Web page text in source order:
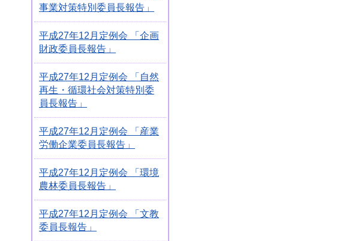
事業対策特別委員長報告」
平成27年12月定例会 「企画
財政委員長報告」
平成27年12月定例会 「自然
再生・循環社会対策特別委
員長報告」
平成27年12月定例会 「産業
労働企業委員長報告」
平成27年12月定例会 「環境
農林委員長報告」
平成27年12月定例会 「文教
委員長報告」